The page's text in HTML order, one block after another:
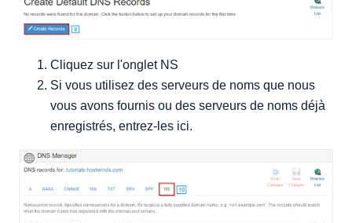
Cliquez sur l'onglet NS
Si vous utilisez des serveurs de noms que nous
vous avons fournis ou des serveurs de noms déjà
enregistrés, entrez-les ici.